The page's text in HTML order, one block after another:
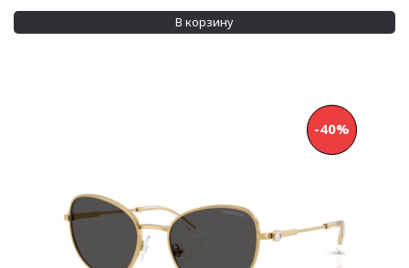
В корзину
-40%